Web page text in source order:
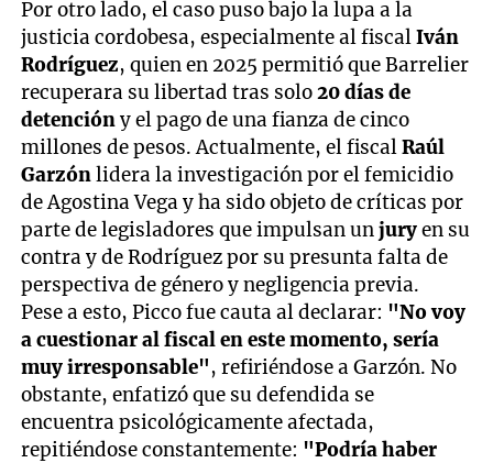
Por otro lado, el caso puso bajo la lupa a la
justicia cordobesa, especialmente al fiscalIván
Rodríguez, quien en 2025 permitió que Barrelier
recuperara su libertad tras solo20 días de
detencióny el pago de una fianza de cinco
millones de pesos. Actualmente, el fiscalRaúl
Garzónlidera la investigación por el femicidio
de Agostina Vega y ha sido objeto de críticas por
parte de legisladores que impulsan unjuryen su
contra y de Rodríguez por su presunta falta de
perspectiva de género y negligencia previa.
Pese a esto, Picco fue cauta al declarar: "No voy
a cuestionar al fiscal en este momento, sería
muy irresponsable", refiriéndose a Garzón. No
obstante, enfatizó que su defendida se
encuentra psicológicamente afectada,
repitiéndose constantemente: "Podría haber